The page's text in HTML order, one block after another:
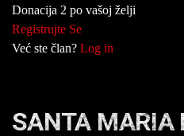
Donacija 2 po vašoj želji
Registrujte Se
Već ste član? Log in
SANTA MARIA